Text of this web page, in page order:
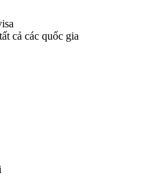
cả các quốc gia